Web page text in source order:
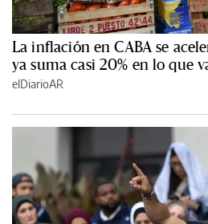
La inflación en CABA se
ya suma casi 20% en lo que
elDiarioAR